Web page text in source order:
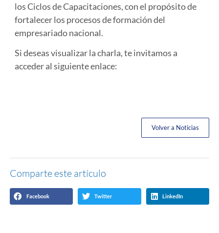
los Ciclos de Capacitaciones, con el propósito de
fortalecer los procesos de formación del
empresariado nacional.
Si deseas visualizar la charla, te invitamos a
acceder al siguiente enlace:
Volver a Noticias
Comparte este artículo
Facebook Twitter LinkedIn